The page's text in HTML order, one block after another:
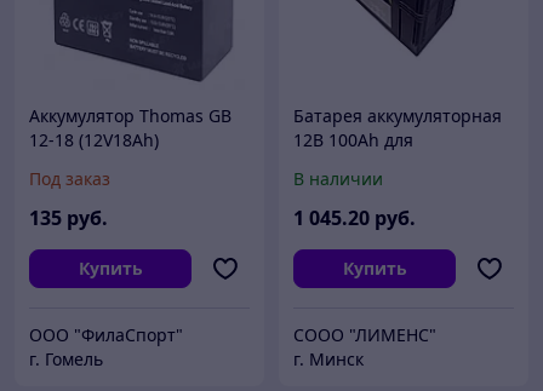
Аккумулятор Thomas GB
12-18 (12V18Ah)
Под заказ
135 руб.
Купить
ООО "ФилаСпорт"
г. Гомель
Батарея аккумуляторная
12В 100Ah для
(Nilfisk 7116009)
В наличии
1 045.20 руб.
Купить
СООО "ЛИМЕНС"
г. Минск